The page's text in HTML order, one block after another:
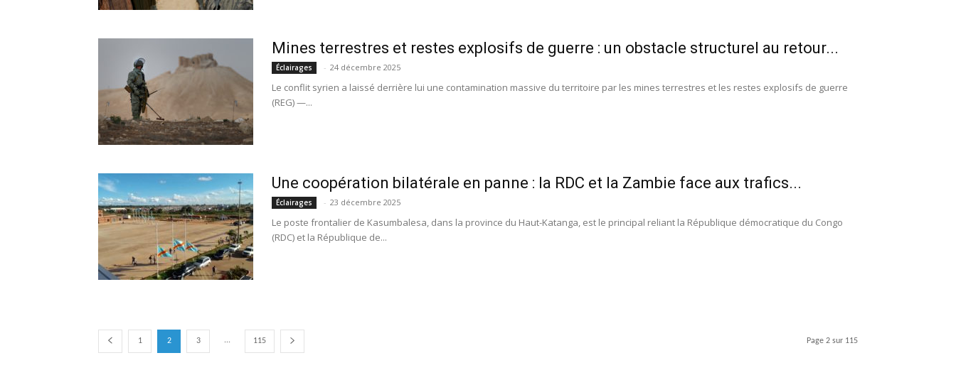
Mines terrestres et restes explosifs de guerre : un obstacle structurel au retour...
Éclairages - 24 décembre 2025
Le conflit syrien a laissé derrière lui une contamination massive du territoire par les mines terrestres et les restes explosifs de guerre
(REG) —...
Une coopération bilatérale en panne : la RDC et la Zambie face aux trafics...
Éclairages - 23 décembre 2025
Le poste frontalier de Kasumbalesa, dans la province du Haut-Katanga, est le principal reliant la République démocratique du Congo
(RDC) et la République de...
1 2 3 ... 115 Page 2 sur 115